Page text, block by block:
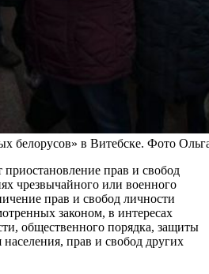
белорусов» в Витебске. Фото
приостановление прав и свобод
чрезвычайного или военного
прав и свобод личности
законом, в интересах
общественного порядка, защиты
населения, прав и свобод других